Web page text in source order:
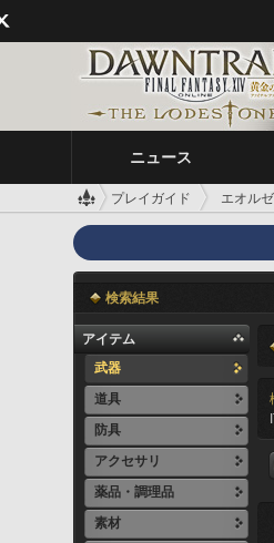
ニュース
プレイガイド エオル
検索結果
アイテム
武器
道具
防具
アクセサリ
薬品・調理品
素材